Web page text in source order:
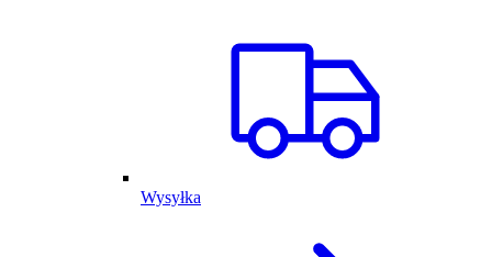
Wysyłka